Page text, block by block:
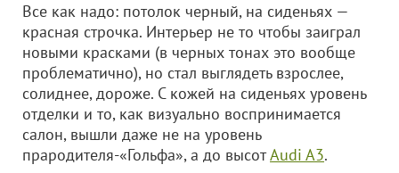
Все как надо: потолок черный, на сиденьях —
красная строчка. Интерьер не то чтобы заиграл
новыми красками (в черных тонах это вообще
проблематично), но стал выглядеть взрослее,
солиднее, дороже. С кожей на сиденьях уровень
отделки и то, как визуально воспринимается
салон, вышли даже не на уровень
прародителя-«Гольфа», а до высотAudi A3.